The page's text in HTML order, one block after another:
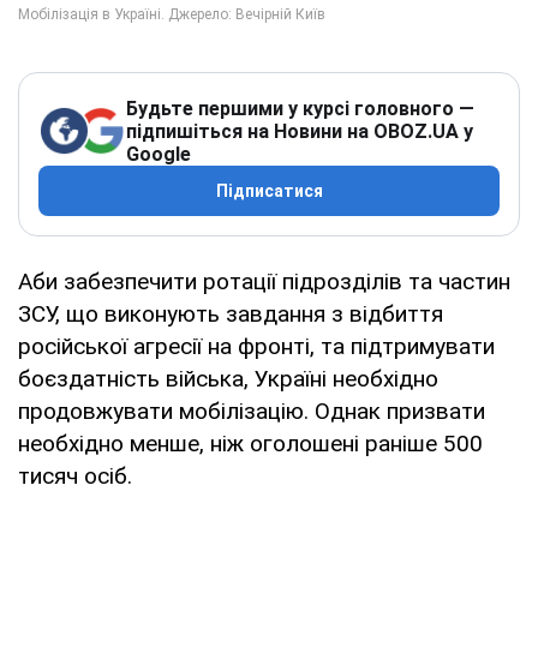
Будьте першими у курсі головного —
підпишіться на Новини на OBOZ.UA у
Google
Підписатися
Аби забезпечити ротації підрозділів та частин
ЗСУ, що виконують завдання з відбиття
російської агресії на фронті, та підтримувати
боєздатність війська, Україні необхідно
продовжувати мобілізацію. Однак призвати
необхідно менше, ніж оголошені раніше 500
тисяч осіб.